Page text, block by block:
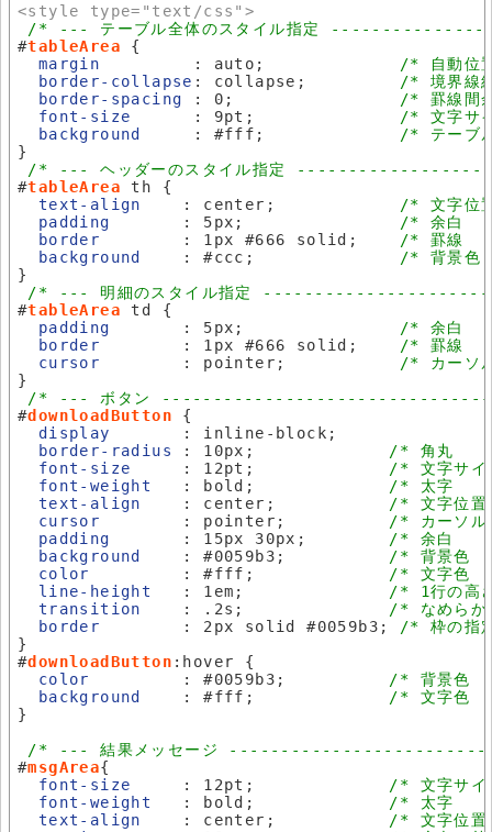
<style type="text/css">
/* --- テーブル全体のスタイル指定
#tableArea {
margin
         : auto;
/* 自動
border-collapse : collapse;
/* 境界線
border-spacing : 0;
/* 罫線間
font-size
      : 9pt;
/* 文字サ
background
     : #fff;
/* テーブ
}
/* --- ヘッダーのスタイル指定
#tableArea th {
text-align
    : center;
/* 文字
padding
       : 5px;
/* 余白
border
        : 1px #666 solid;
/* 罫線
background
    : #ccc;
/* 背景
}
/* --- 明細のスタイル指定
#tableArea td {
padding
       : 5px;
/* 余白
border
        : 1px #666 solid;
/* 罫線
cursor
        : pointer;
/* カー
}
/* --- ボタン
#downloadButton {
display
       : inline-block;
border-radius
: 10px; /* 角丸
font-size
     : 12pt;
/* 文字サ
font-weight
   : bold;
/* 太字
text-align
    : center;
/* 文字位
cursor
        : pointer;
/* カーソ
padding
       : 15px 30px;
/* 余白
background
    : #0059b3;
/* 背景
color
         : #fff;
/* 文字
line-height
   : 1em;
/* 1行の
transition
    : .2s;
/* なめら
border
        : 2px solid #0059b3;
/* 枠の
}
#downloadButton :hover {
color
         : #0059b3;
/* 背景
background
    : #fff;
/* 文字
}
/* --- 結果メッセージ
#msgArea{
font-size
     : 12pt;
/* 文字サ
font-weight
   : bold;
/* 太字
text-align
    : center;
/* 文字位